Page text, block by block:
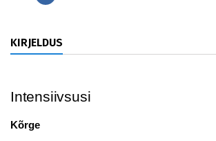
KIRJELDUS
Intensiivsusi
Kõrge